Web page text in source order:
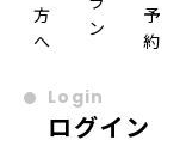
方
へ
ン
予
約
Login
ログイン